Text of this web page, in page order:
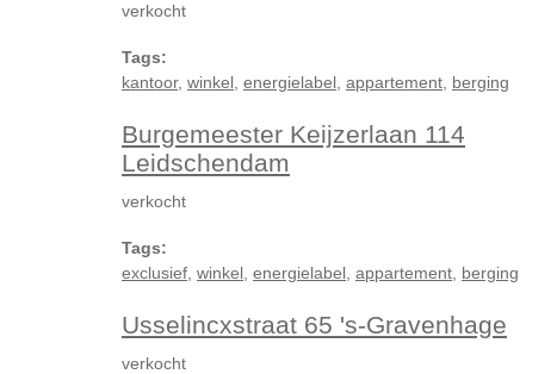
verkocht
Tags:
kantoor, winkel energielabel appartement berging
Burgemeester Keijzerlaan 114
Leidschendam
verkocht
Tags:
exclusief winkel energielabel appartement berging
Usselincxstraat 65 's-Gravenhage
verkocht